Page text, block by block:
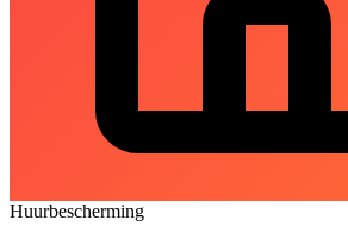
Huurbescherming